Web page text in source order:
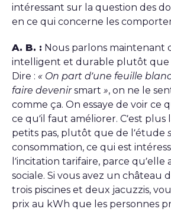
intéressant sur la question des
en ce qui concerne les
A. B. : Nous parlons maintenant
intelligent et durable plutôt que
Dire : « On part d’une feuille
faire devenirsmart », on ne le
comme ça. On essaye de voir ce
ce qu’il faut améliorer. C’est
petits pas, plutôt que de l’étude
consommation, ce qui est
l’incitation tarifaire, parce qu’elle
sociale. Si vous avez un château
trois piscines et deux jacuzzis,
prix au kWh que les personnes